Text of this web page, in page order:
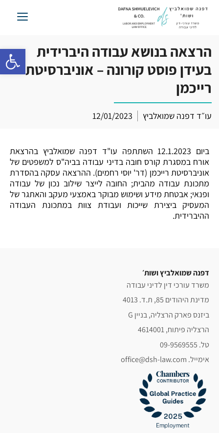
פתח
דלג
הרצאה בנושא עבודה היברידית
בעידן פוסט קורונה – אוניברסיטת
רייכמן
עו״ד דפנה שמואלביץ 12/01/2023
ביום 12.1.2023 השתתפה עו"ד דפנה שמואלביץ בהרצאת
אורח במסגרת קורס חובה בדיני עבודה בביה"ס למשפטים של
אוניברסיטת רייכמן (דר' יוסי רחמים). ההרצאה עסקה בהסדרת
מתכונת עבודה מהבית; החובה לייצר שילוב נכון של עבודה
ופנאי; אבטחת מידע ושימוש מבוקר באמצעי מעקב והאתגר של
המעסיק ביצירת שייכות ועבודת צוות במתכונת העבודה
ההיברידית.
דפנה שמואלביץ ושות׳
משרד עורכי דין לדיני עבודה
מדינת היהודים 85, ת.ד. 4013
ביזנס פארק הרצליה, בניין G
הרצליה פיתוח, 4614001
טל. 09-9569555
אימייל. office@dsh-law.com